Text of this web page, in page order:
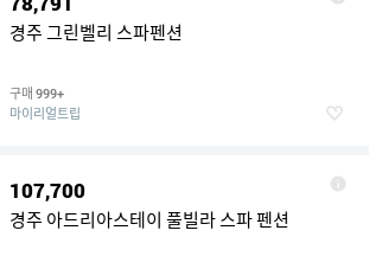
경주 그린벨리 스파펜션
구매 999+
마이리얼트립
107,700
경주 아드리아스테이 풀빌라 스파 펜션